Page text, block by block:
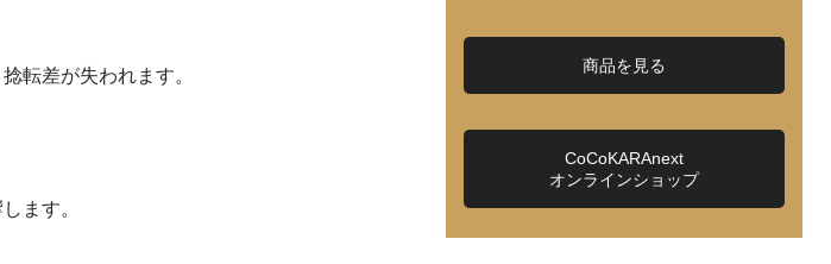
転差が失われます。
ます。
商品を見る
CoCoKARAnext
オンラインショップ